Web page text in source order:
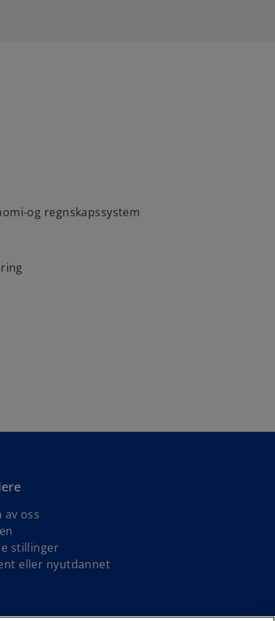
og regnskapssystem
av oss
stillinger
eller nyutdannet